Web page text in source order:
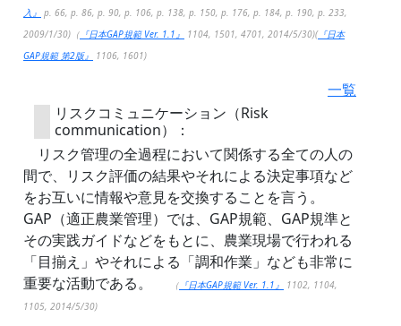
入』 p. 66, p. 86, p. 90, p. 106, p. 138, p. 150, p. 176, p. 184, p. 190, p. 233,
2009/1/30)（ 『日本GAP規範 Ver. 1.1』 1104, 1501, 4701, 2014/5/30)(『日本
GAP規範 第2版』
1106, 1601)
一覧
リスクコミュニケーション（Risk
communication）：
リスク管理の全過程において関係する全ての人の
間で、リスク評価の結果やそれによる決定事項など
をお互いに情報や意見を交換することを言う。
GAP（適正農業管理）では、GAP規範、GAP規準と
その実践ガイドなどをもとに、農業現場で行われる
「目揃え」やそれによる「調和作業」なども非常に
重要な活動である。
（ 『日本GAP規範 Ver. 1.1』
1102, 1104,
1105, 2014/5/30)